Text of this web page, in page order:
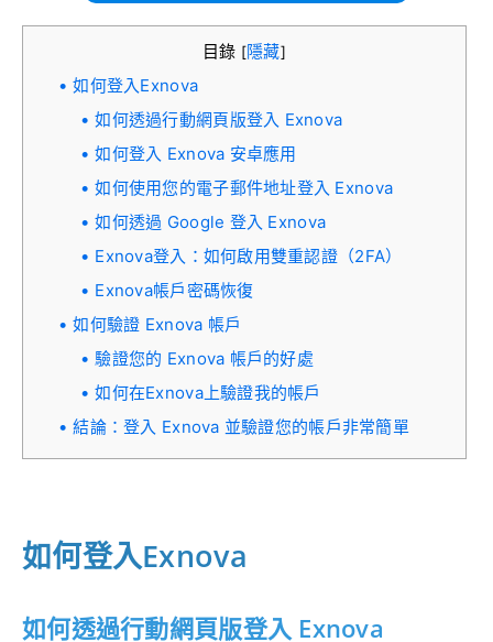
目錄 [隱藏]
如何登入Exnova
如何透過行動網頁版登入 Exnova
如何登入 Exnova 安卓應用
如何使用您的電子郵件地址登入 Exnova
如何透過 Google 登入 Exnova
Exnova登入：如何啟用雙重認證（2FA）
Exnova帳戶密碼恢復
如何驗證 Exnova 帳戶
驗證您的 Exnova 帳戶的好處
如何在Exnova上驗證我的帳戶
結論：登入 Exnova 並驗證您的帳戶非常簡單
如何登入Exnova
如何透過行動網頁版登入 Exnova